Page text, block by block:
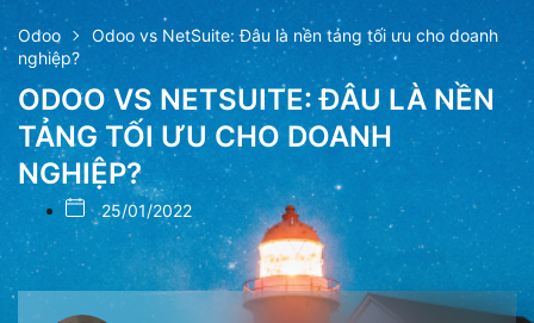
Odoo
Odoo vs NetSuite: Đâu là nền tảng tối ưu cho doanh
nghiệp?
ODOO VS NETSUITE: ĐÂU LÀ NỀN
TẢNG TỐI ƯU CHO DOANH
NGHIỆP?
25/01/2022